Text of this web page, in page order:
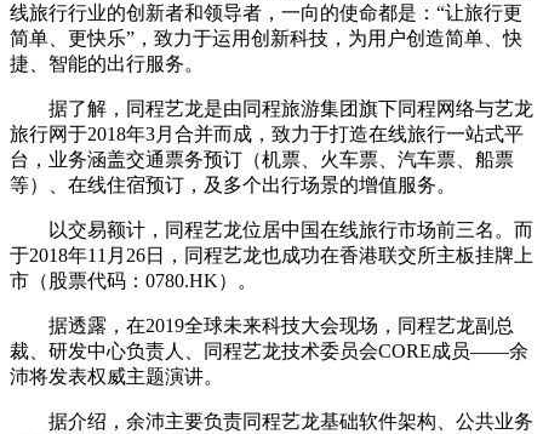
线旅行行业的创新者和领导者，一向的使命都是：“让旅行更
简单、更快乐”，致力于运用创新科技，为用户创造简单、快
捷、智能的出行服务。
据了解，同程艺龙是由同程旅游集团旗下同程网络与艺龙
旅行网于2018年3月合并而成，致力于打造在线旅行一站式平
台，业务涵盖交通票务预订（机票、火车票、汽车票、船票
等）、在线住宿预订，及多个出行场景的增值服务。
以交易额计，同程艺龙位居中国在线旅行市场前三名。而
于2018年11月26日，同程艺龙也成功在香港联交所主板挂牌上
市（股票代码：0780.HK）。
据透露，在2019全球未来科技大会现场，同程艺龙副总
裁、研发中心负责人、同程艺龙技术委员会CORE成员——余
沛将发表权威主题演讲。
据介绍，余沛主要负责同程艺龙基础软件架构、公共业务